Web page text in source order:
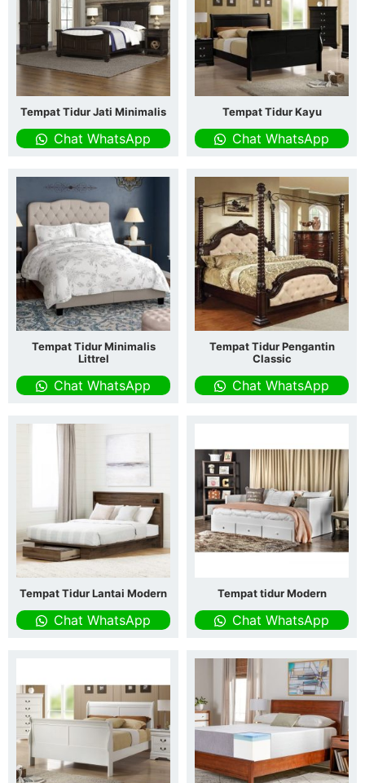
Tempat Tidur Jati Minimalis
Chat WhatsApp
Tempat Tidur Kayu
Chat WhatsApp
Tempat Tidur Minimalis
Littrel
Chat WhatsApp
Tempat Tidur Pengantin
Classic
Chat WhatsApp
Tempat Tidur Lantai Modern
Chat WhatsApp
Tempat tidur Modern
Chat WhatsApp